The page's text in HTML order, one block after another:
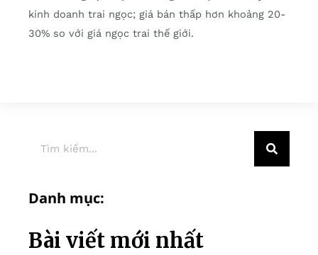
kinh doanh trai ngọc; giá bán thấp hơn khoảng 20-
30% so với giá ngọc trai thế giới.
Danh mục:
Bài viết mới nhất